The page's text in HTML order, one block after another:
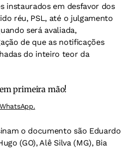
instaurados em desfavor dos
réu, PSL, até o julgamento
será avaliada,
de que as notificações
do inteiro teor da
em primeira mão!
o documento são Eduardo
(GO), Alê Silva (MG), Bia